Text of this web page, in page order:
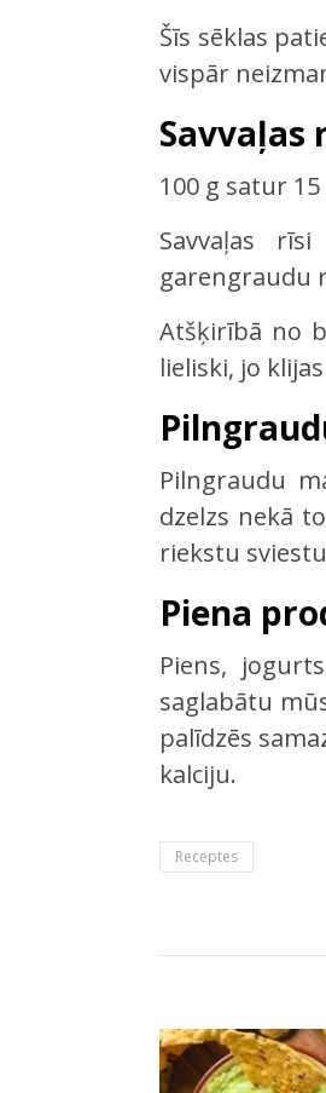
Šīs sēklas
vispār
Savvaļas
100 g satur
Savvaļas
garengraudu
Atšķirībā no
lieliski, jo
Pilngraudu
dzelzs nekā
riekstu
Piena
Piens,
saglabātu
palīdzēs
kalciju.
Receptes